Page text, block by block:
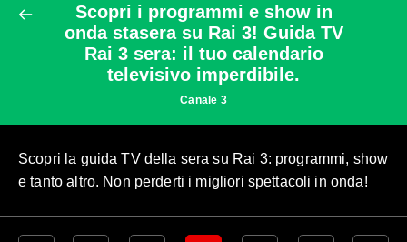
Scopri i programmi e show in
onda stasera su Rai 3! Guida TV
Rai 3 sera: il tuo calendario
televisivo imperdibile.
Canale 3
Scopri la guida TV della sera su Rai 3: programmi, show
e tanto altro. Non perderti i migliori spettacoli in onda!